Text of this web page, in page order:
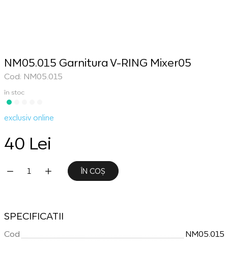
NM05.015 Garnitura V-RING Mixer05
Cod: NM05.015
în stoc
exclusiv online
40 Lei
ÎN COȘ
SPECIFICATII
Cod NM05.015